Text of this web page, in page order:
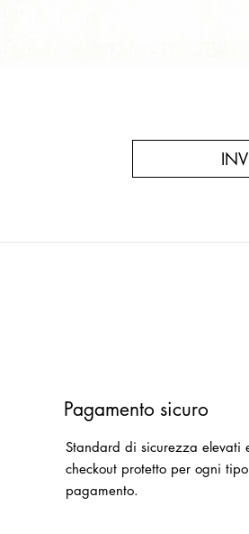
Pagamento sicuro
Standard di sicurezza elevati
checkout protetto per ogni
pagamento.